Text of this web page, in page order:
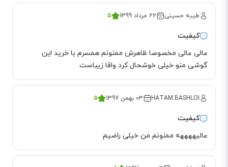
مسدود کردن تماس های ورودی
مسدود کرده تا دیگر نتوانند با شما تماس برقرار کنند. البته توجه داشته باشید که
این شماره‌ها باید در تلفن شما ذخیره شده باشند.
طیبه حسینی 22 مرداد 1399 5
کیفیت
عالی عالی مخصوصا ظاهرش ممنونم همسرم با خرید این
گوشی منو خیلی خوشحال کرد واقا زیباست
HATAM.BASHLOI 03 بهمن 1397 5
کیفیت
عالیههههه ممنونم من خیلی راضیم